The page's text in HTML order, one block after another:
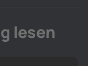
lesen